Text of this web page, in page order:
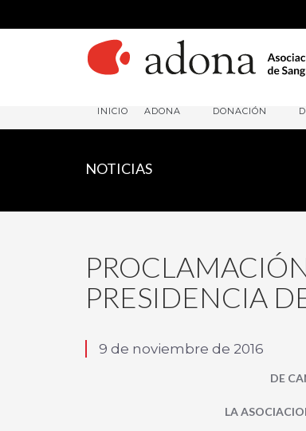
INICIO ADONA DONACIÓN
NOTICIAS
PRESIDENCIA
9 de noviembre de 2016
DE
LA